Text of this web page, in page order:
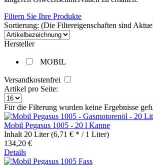
Filtern Sie Ihre Produkte
Sortierung: (Die Filtereigenschaften sind
Hersteller
MOBIL
Versandkostenfrei
Artikel pro Seite:
Für die Filterung wurden keine Ergebnisse
Mobil Pegasus 1005 - 20 l Kanne
Inhalt 20 Liter(6,71 € * / 1 Liter)
134,20 €
Details